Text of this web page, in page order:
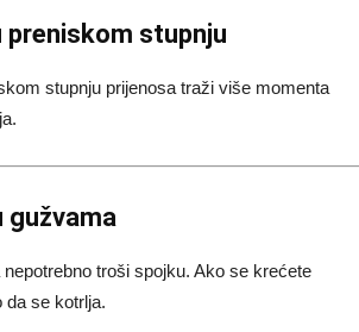
preniskom stupnju
stupnju prijenosa traži više momenta
gužvama
troši spojku. Ako se krećete
da se kotrlja.